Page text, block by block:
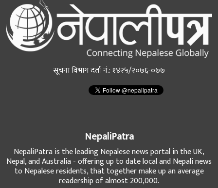
सूचना विभाग दर्ता नं.: १४२५/२०७६-०७७
NepaliPatra
NepaliPatra is the leading Nepalese news portal in the UK,
Nepal, and Australia - offering up to date local and Nepali news
to Nepalese residents, that together make up an average
readership of almost 200,000.